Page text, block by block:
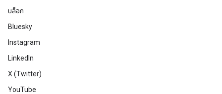
บล็อก
Bluesky
Instagram
LinkedIn
X (Twitter)
YouTube